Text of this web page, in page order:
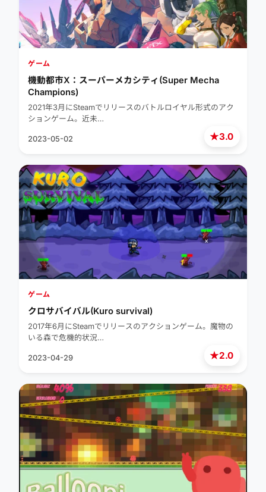
★3.0
ゲーム
機動都市X：スーパーメカシティ(Super Mecha
Champions)
2021年3月にSteamでリリースのバトルロイヤル形式のアク
ションゲーム。近未…
2023-05-02
★2.0
ゲーム
クロサバイバル(Kuro survival)
2017年6月にSteamでリリースのアクションゲーム。魔物の
いる森で危機的状況…
2023-04-29